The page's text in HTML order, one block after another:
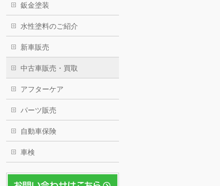
鈑金塗装
水性塗料のご紹介
新車販売
中古車販売・買取
アフターケア
パーツ販売
自動車保険
車検